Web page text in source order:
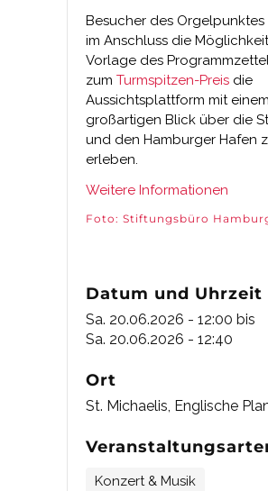
Besucher des Orgelpunktes
im Anschluss die
Vorlage des
zum Turmspitzen-Preis die
Aussichtsplattform mit einem
großartigen Blick über die
und den Hamburger Hafen
erleben.
Weitere Informationen
Foto: Stiftungsbüro
Datum und Uhrzeit
Sa. 20.06.2026 - 12:00 bis
Sa. 20.06.2026 - 12:40
Ort
St. Michaelis, Englische
Konzert & Musik